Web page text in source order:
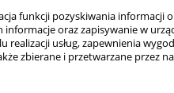
funkcji pozyskiwania informacji
oraz zapisywanie w
realizacji usług, zapewnienia
zbierane i przetwarzane przez